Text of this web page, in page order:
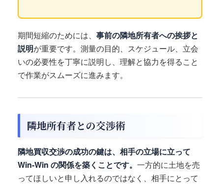
期間短縮のためには、 事前の隣地所有者への挨拶と
説明が重要です。測量の目的、スケジュール、立会
いの必要性を丁寧に説明し、理解と協力を得ること
で作業がスムーズに進みます。
隣地所有者との交渉術
隣地買収交渉の成功の鍵は、相手の立場に立って
Win-Win の関係を築くことです。 一方的に土地を売
ってほしいと申し入れるのではなく、相手にとって